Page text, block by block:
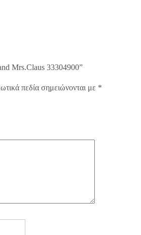
Mrs.Claus 33304900”
πεδία σημειώνονται με *